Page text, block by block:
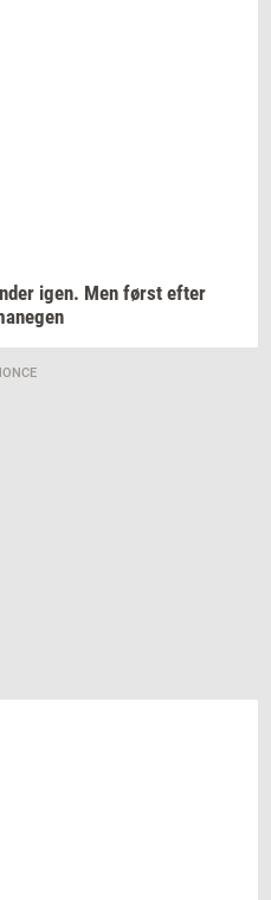
igen. Men først efter